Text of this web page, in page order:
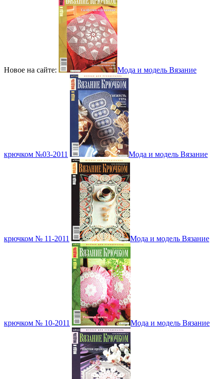
Новое на сайте: Мода и модель Вязание
крючком №03-2011 Мода и модель Вязание
крючком № 11-2011 Мода и модель Вязание
крючком № 10-2011 Мода и модель Вязание